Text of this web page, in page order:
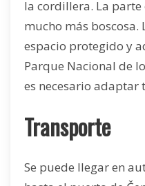
la cordillera. La parte
mucho más boscosa.
espacio protegido y
Parque Nacional de
es necesario
Transporte
Se puede llegar en